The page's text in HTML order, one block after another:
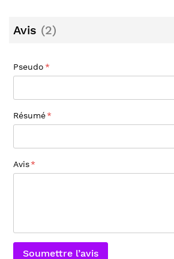
Avis 2
Pseudo
Résumé
Avis
Soumettre l’avis